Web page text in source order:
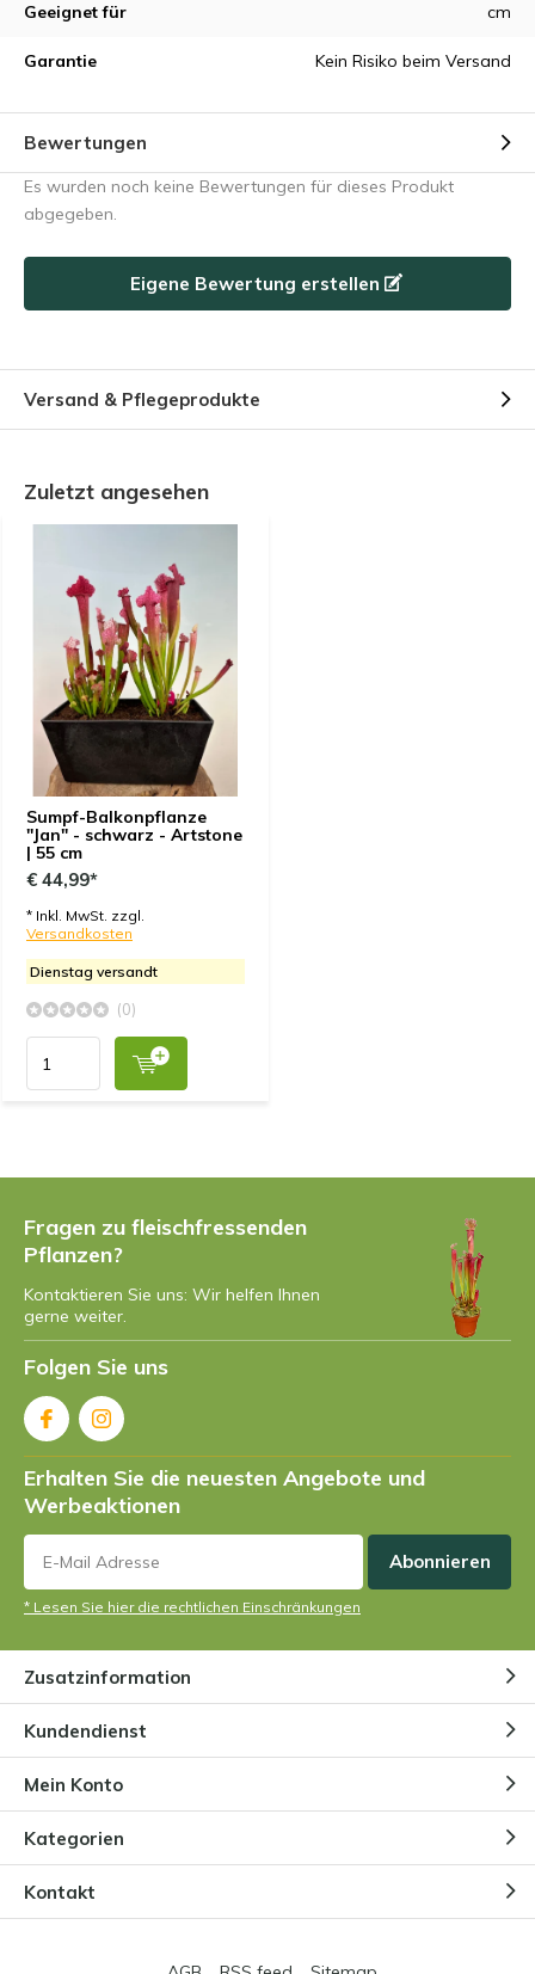
Geeignet für cm
Garantie Kein Risiko beim Versand
Bewertungen
Es wurden noch keine Bewertungen für dieses Produkt
abgegeben.
Eigene Bewertung erstellen
Versand & Pflegeprodukte
Zuletzt angesehen
Sumpf-Balkonpflanze
"Jan" - schwarz - Artstone
| 55 cm
€ 44,99*
* Inkl. MwSt. zzgl.
Versandkosten
Dienstag versandt
(0)
Fragen zu fleischfressenden
Pflanzen?
Kontaktieren Sie uns: Wir helfen Ihnen
gerne weiter.
Folgen Sie uns
Erhalten Sie die neuesten Angebote und
Werbeaktionen
Abonnieren
* Lesen Sie hier die rechtlichen Einschränkungen
Zusatzinformation
Kundendienst
Mein Konto
Kategorien
Kontakt